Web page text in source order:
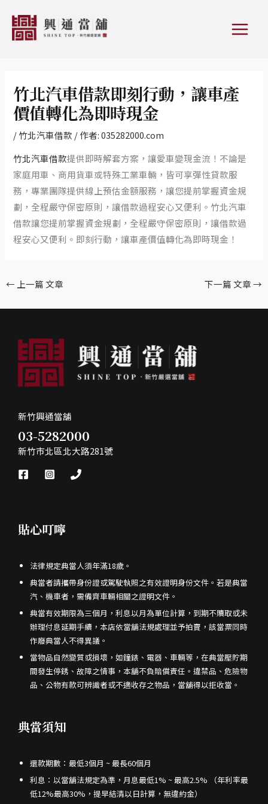
竹北汽車借款即刻行動，讓車產
價值轉化為即時現金
/竹北汽車借款 / 作者:035282000.com
竹北汽車借款提供即時解套方案，讓愛車變現金流！不論是
家庭用車、商用貨車或特殊工業車輛，皆可享彈性貸款服
務，專業團隊提供線上預估金額服務，讓您提前掌握資金規
劃，全程嚴守保密原則，讓借款過程安心又便利。竹北汽車
借款讓您提前掌握資金規劃，全程嚴守保密原則，讓借款過
程安心又便利。即刻行動，讓車產價值轉化為即時現金！
navigation
← 上一篇 文章 下一篇 文章→
新竹興通當舖
03-5282000
新竹市北區北大路281號
貼心叮嚀
法律規定典當人須年滿18歲。
典當者請攜帶身份證或駕駛執照之有效證明身份文件。若是典當
汽、機車者，需備齊車輛相關之證明文件。
典當有效期限為三個月，利息以月為單位計算，到期不贖取或未
辦理付息延期手續，本店依當舖法規處理並予拍賣，該當票同時
作廢典當人不得異議。
當物品自然變質或損壞，如鐘錶、電器、車輛等，在典當壓貯期
間發生停銹、故障之情事，本舖不負賠償責任。違禁品、危險物
品、公物有款可辨識者或不適收存之物品，當舖得以拒收當。
典當須知
還款期數：最低3個月 ~ 最長60個月
利息：以當舖法規定為準，月息最低1% ~ 最高2.5% （年利率最
低12%最高30%，提早結清以日計算，無違約金）